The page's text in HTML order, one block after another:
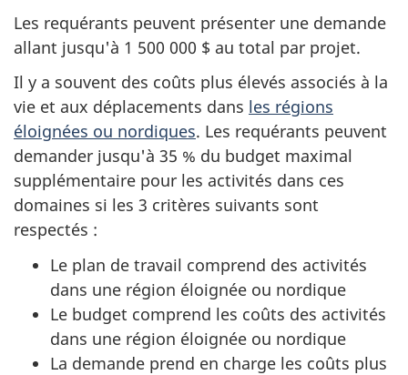
Les requérants peuvent présenter une demande
allant jusqu'à 1 500 000 $ au total par projet.
Il y a souvent des coûts plus élevés associés à la
vie et aux déplacements dans les régions
éloignées ou nordiques. Les requérants peuvent
demander jusqu'à 35 % du budget maximal
supplémentaire pour les activités dans ces
domaines si les 3 critères suivants sont
respectés :
Le plan de travail comprend des activités
dans une région éloignée ou nordique
Le budget comprend les coûts des activités
dans une région éloignée ou nordique
La demande prend en charge les coûts plus